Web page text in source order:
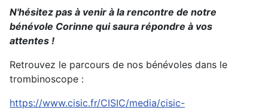
N'hésitez pas à venir à la rencontre de notre
bénévole Corinne qui saura répondre à vos
attentes !
Retrouvez le parcours de nos bénévoles dans le
trombinoscope :
https://www.cisic.fr/CISIC/media/cisic-